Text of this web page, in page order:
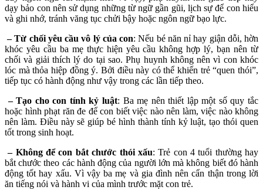
dạy bảo con nên sử dụng những từ ngữ gần gũi, lịch sự để con hiểu
và ghi nhớ, tránh văng tục chửi bậy hoặc ngôn ngữ bạo lực.
– Từ chối yêu cầu vô lý của con: Nếu bé năn nỉ hay giận dỗi, hờn
khóc yêu cầu ba mẹ thực hiện yêu cầu không hợp lý, bạn nên từ
chối và giải thích lý do tại sao. Phụ huynh không nên vì con khóc
lóc mà thỏa hiệp đồng ý. Bởi điều này có thể khiến trẻ “quen thói”,
tiếp tục có hành động như vậy trong các lần tiếp theo.
– Tạo cho con tính kỷ luật: Ba mẹ nên thiết lập một số quy tắc
hoặc hình phạt răn đe để con biết việc nào nên làm, việc nào không
nên làm. Điều này sẽ giúp bé hình thành tính kỷ luật, tạo thói quen
tốt trong sinh hoạt.
– Không để con bắt chước thói xấu: Trẻ con 4 tuổi thường hay
bắt chước theo các hành động của người lớn mà không biết đó hành
động tốt hay xấu. Vì vậy ba mẹ và gia đình nên cẩn thận trong lời
ăn tiếng nói và hành vi của mình trước mặt con trẻ.